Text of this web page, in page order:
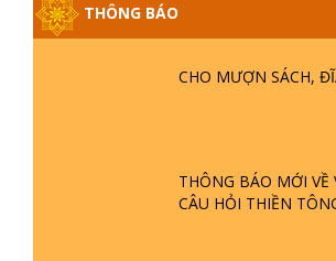
THÔNG BÁO
CHO MƯỢN SÁCH,
THÔNG BÁO MỚI VỀ
CÂU HỎI THIỀN
GIẢI ĐÁP ĐẶC BIỆT P25
NĂM PHẬT KHÔNG
HOA LÀ HỘI GÌ? TỬ VÌ
PHẬT GIỚI CÓ THỜI
TTTD